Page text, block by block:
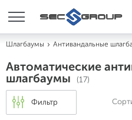
Шлагбаумы Антивандальные
Автоматические
шлагбаумы
(17)
Фильтр